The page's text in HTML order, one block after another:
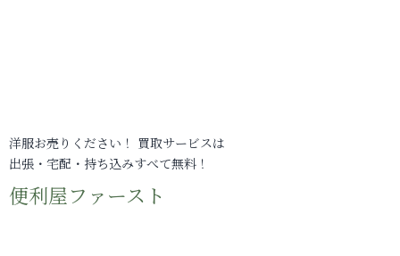
洋服お売りください！ 買取サービスは
出張・宅配・持ち込みすべて無料！
便利屋ファースト